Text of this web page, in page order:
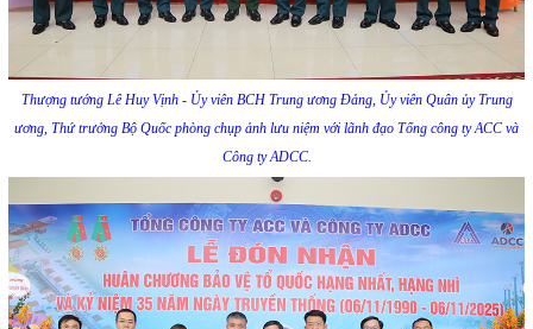
Thượng tướng Lê Huy Vịnh - Ủy viên BCH Trung ương Đảng, Ủy viên Quân ủy Trung
ương, Thứ trưởng Bộ Quốc phòng chụp ảnh lưu niệm với lãnh đạo Tổng công ty ACC và
Công ty ADCC.